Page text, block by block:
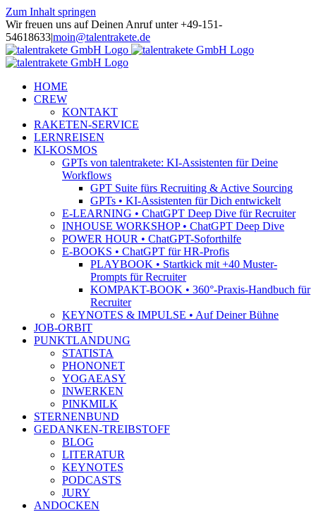
Zum Inhalt springen
Wir freuen uns auf Deinen Anruf unter +49-151-
54618633|moin@talentrakete.de
HOME
CREW
KONTAKT
RAKETEN-SERVICE
LERNREISEN
KI-KOSMOS
GPTs von talentrakete: KI-Assistenten für Deine
Workflows
GPT Suite fürs Recruiting & Active Sourcing
GPTs • KI-Assistenten für Dich entwickelt
E-LEARNING • ChatGPT Deep Dive für Recruiter
INHOUSE WORKSHOP • ChatGPT Deep Dive
POWER HOUR • ChatGPT-Soforthilfe
E-BOOKS • ChatGPT für HR-Profis
PLAYBOOK • Startkick mit +40 Muster-
Prompts für Recruiter
KOMPAKT-BOOK • 360°-Praxis-Handbuch für
Recruiter
KEYNOTES & IMPULSE • Auf Deiner Bühne
JOB-ORBIT
PUNKTLANDUNG
STATISTA
PHONONET
YOGAEASY
INWERKEN
PINKMILK
STERNENBUND
GEDANKEN-TREIBSTOFF
BLOG
LITERATUR
KEYNOTES
PODCASTS
JURY
ANDOCKEN